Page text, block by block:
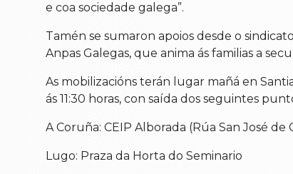
e coa sociedade galega”.
Tamén se sumaron apoios desde o
Anpas Galegas, que anima ás familias a
As mobilizacións terán lugar mañá en
ás 11:30 horas, con saída dos seguintes
A Coruña: CEIP Alborada (Rúa San José de
Lugo: Praza da Horta do Seminario